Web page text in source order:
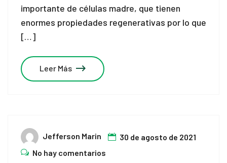
importante de células madre, que tienen
enormes propiedades regenerativas por lo que
[…]
Leer Más
Jefferson Marin
30 de agosto de 2021
No hay comentarios